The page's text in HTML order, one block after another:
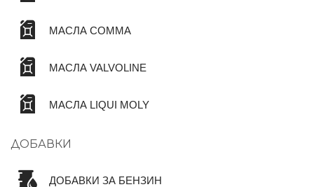
МАСЛА COMMA
МАСЛА VALVOLINE
МАСЛА LIQUI MOLY
ДОБАВКИ
ДОБАВКИ ЗА БЕНЗИН